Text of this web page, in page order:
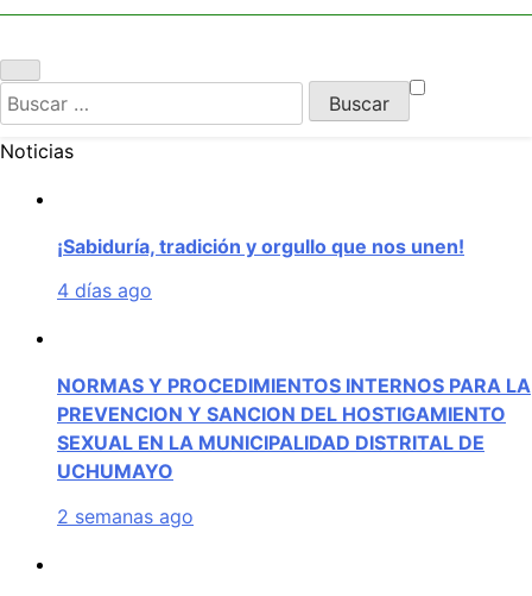
Buscar:
Noticias
¡Sabiduría, tradición y orgullo que nos unen!
4 días ago
NORMAS Y PROCEDIMIENTOS INTERNOS PARA LA
PREVENCION Y SANCION DEL HOSTIGAMIENTO
SEXUAL EN LA MUNICIPALIDAD DISTRITAL DE
UCHUMAYO
2 semanas ago